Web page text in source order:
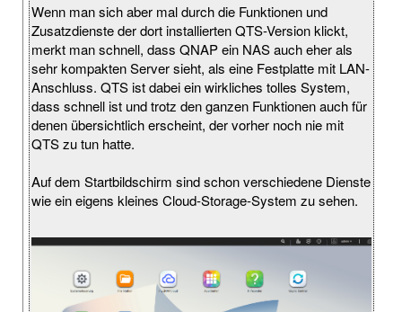
Wenn man sich aber mal durch die Funktionen und
Zusatzdienste der dort installierten QTS-Version klickt,
merkt man schnell, dass QNAP ein NAS auch eher als
sehr kompakten Server sieht, als eine Festplatte mit LAN-
Anschluss. QTS ist dabei ein wirkliches tolles System,
dass schnell ist und trotz den ganzen Funktionen auch für
denen übersichtlich erscheint, der vorher noch nie mit
QTS zu tun hatte.
Auf dem Startbildschirm sind schon verschiedene Dienste
wie ein eigens kleines Cloud-Storage-System zu sehen.